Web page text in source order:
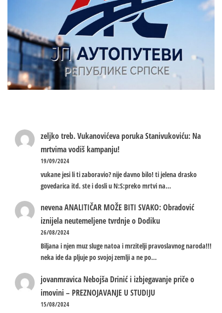
zeljko treb.Vukanovićeva poruka Stanivukoviću: Na
mrtvima vodiš kampanju!
19/09/2024
vukane jesi li ti zaboravio? nije davno bilo! ti jelena drasko
govedarica itd. ste i dosli u N:S:preko mrtvi na…
nevenaANALITIČAR MOŽE BITI SVAKO: Obradović
iznijela neutemeljene tvrdnje o Dodiku
26/08/2024
Biljana i njen muz sluge natoa i mrzitelji pravoslavnog naroda!!!
neka ide da pljuje po svojoj zemlji a ne po…
jovanmravica Nebojša Drinić i izbjegavanje priče o
imovini – PREZNOJAVANJE U STUDIJU
15/08/2024